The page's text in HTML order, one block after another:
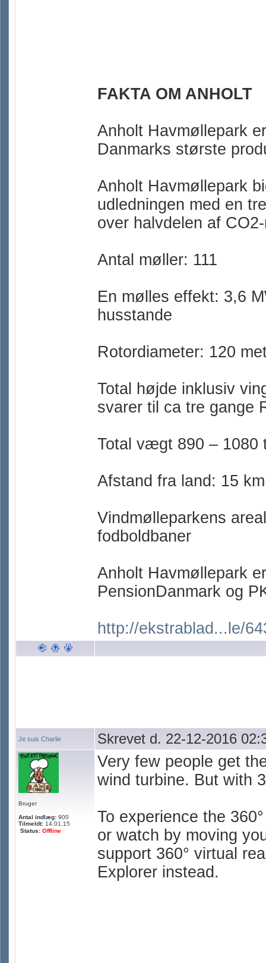
FAKTA OM ANHOLT
Anholt Havmøllepark
Danmarks største
Anholt Havmøllepark
udledningen med en
over halvdelen af
Antal møller: 111
En mølles effekt: 3,6
husstande
Rotordiameter: 120
Total højde inklusiv
svarer til ca tre gange
Total vægt 890 – 1080
Afstand fra land: 15 km
Vindmølleparkens
fodboldbaner
Anholt Havmøllepark
PensionDanmark og
http://ekstrablad...le/
Je suis Charlie Skrevet d. 22-12-2016
Bruger
Antal indlæg: 900
Tilmeldt: 14.01.15
Status: Offline
Very few people get
wind turbine. But with
To experience the
or watch by moving
support 360° virtual
Explorer instead.